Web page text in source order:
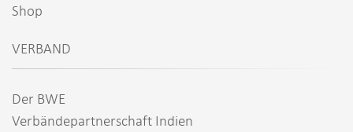
Shop
VERBAND
Der BWE
Verbändepartnerschaft Indien